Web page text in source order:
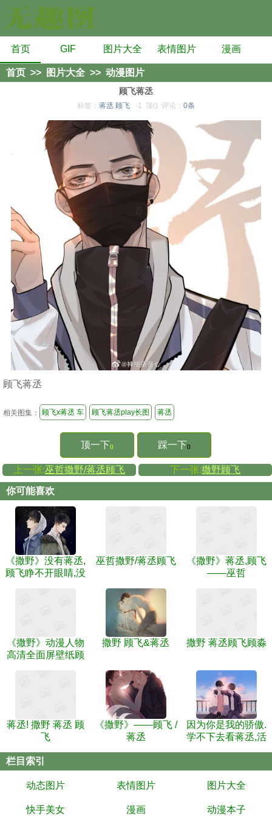
首页 GIF 图片大全 表情图片 漫画
首页 >> 图片大全 >> 动漫图片
顾飞蒋丞
标签： 蒋丞 顾飞 -1 顶() 评论： 0条
顾飞蒋丞
相关图集： 顾飞x蒋丞 车 顾飞蒋丞play长图 蒋丞
顶一下() 踩一下()
上一张:巫哲撒野/蒋丞顾飞 下一张:撒野顾飞
你可能喜欢
《撒野》没有蒋丞,
顾飞睁不开眼睛,没
巫哲撒野/蒋丞顾飞
《撒野》蒋丞,顾飞
——巫哲
《撒野》动漫人物
高清全面屏壁纸顾
撒野 顾飞&蒋丞 撒野 蒋丞顾飞顾淼
蒋丞! 撒野 蒋丞 顾
飞
《撒野》——顾飞 /
蒋丞
因为你是我的骄傲.
学不下去看蒋丞,活
栏目索引
动态图片 表情图片 图片大全
快手美女 漫画 动漫本子